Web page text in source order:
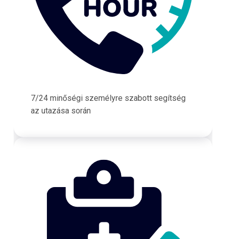
7/24 minőségi személyre szabott segítség
az utazása során